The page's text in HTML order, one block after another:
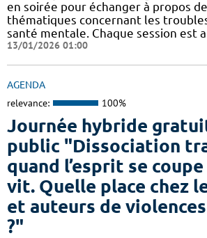
en soirée pour échanger à propos
thématiques concernant les
santé mentale. Chaque session est
13/01/2026 01:00
AGENDA
relevance: 100%
Journée hybride
public "Dissociation
quand l’esprit se coupe
vit. Quelle place chez
et auteurs de
?"